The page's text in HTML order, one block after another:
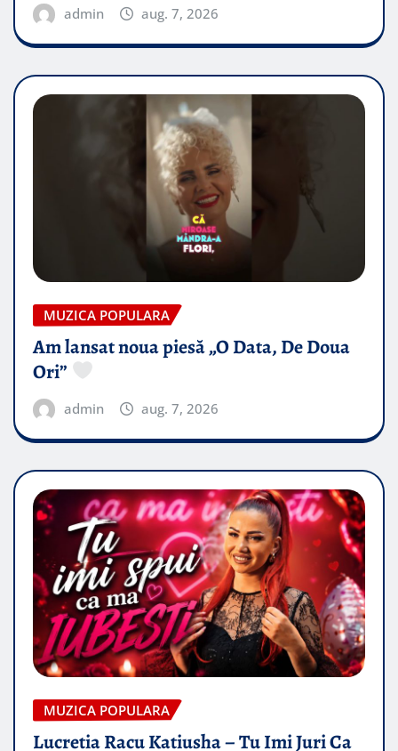
admin aug. 7, 2026
MUZICA POPULARA
Am lansat noua piesă „O Data, De Doua
Ori”
admin aug. 7, 2026
MUZICA POPULARA
Lucretia Racu Katiusha – Tu Imi Juri Ca